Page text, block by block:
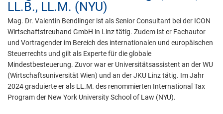
LL.B., LL.M. (NYU)
Mag. Dr. Valentin Bendlinger ist als Senior Consultant bei der ICON
Wirtschaftstreuhand GmbH in Linz tätig. Zudem ist er Fachautor
und Vortragender im Bereich des internationalen und europäischen
Steuerrechts und gilt als Experte für die globale
Mindestbesteuerung. Zuvor war er Universitätsassistent an der WU
(Wirtschaftsuniversität Wien) und an der JKU Linz tätig. Im Jahr
2024 graduierte er als LL.M. des renommierten International Tax
Program der New York University School of Law (NYU).